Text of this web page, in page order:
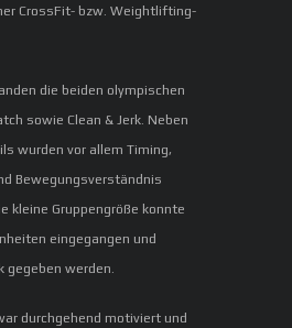
CrossFit- bzw. Weightlifting-
die beiden olympischen
sowie Clean & Jerk. Neben
wurden vor allem Timing,
Bewegungsverständnis
kleine Gruppengröße konnte
eingegangen und
gegeben werden.
durchgehend motiviert und